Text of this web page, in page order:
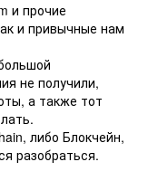
и прочие
и привычные нам
не получили,
а также тот
либо Блокчейн,
разобраться.